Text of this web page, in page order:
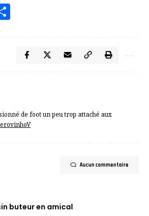
de foot un peu trop attaché aux
Aucun commentaire
buteur en amical